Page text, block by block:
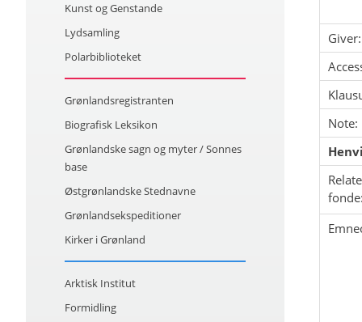
Kunst og Genstande
Lydsamling
Polarbiblioteket
Grønlandsregistranten
Biografisk Leksikon
Grønlandske sagn og myter / Sonnes
base
Østgrønlandske Stednavne
Grønlandsekspeditioner
Kirker i Grønland
Arktisk Institut
Formidling
Giver:
Note: